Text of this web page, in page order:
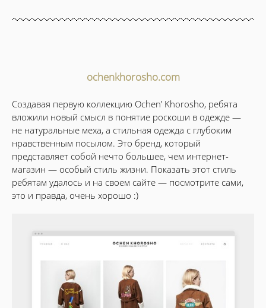
ochenkhorosho.com
Создавая первую коллекцию Ochen’ Khorosho, ребята
вложили новый смысл в понятие роскоши в одежде —
не натуральные меха, а стильная одежда с глубоким
нравственным посылом. Это бренд, который
представляет собой нечто большее, чем интернет-
магазин — особый стиль жизни. Показать этот стиль
ребятам удалось и на своем сайте — посмотрите сами,
это и правда, очень хорошо :)